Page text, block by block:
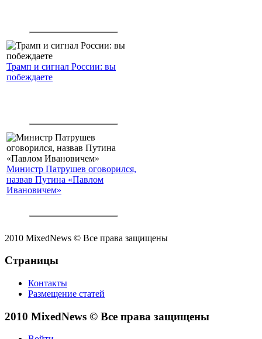
Трамп и сигнал России: вы
побеждаете
Министр Патрушев оговорился,
назвав Путина «Павлом
Ивановичем»
2010 MixedNews © Все права защищены
Страницы
Контакты
Размещение статей
2010 MixedNews © Все права защищены